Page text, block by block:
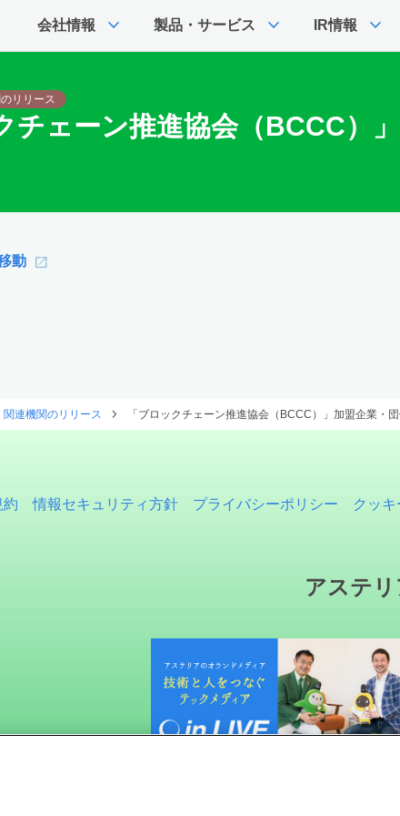
会社情報 expand_more 製品・サービス expand_more IR情報 expand_more
リリース
チェーン推進協会（BCCC）
動
関連機関のリリース 「ブロックチェーン推進協会（BCCC）」加盟企業・
約 情報セキュリティ方針 プライバシーポリシー クッ
アステ